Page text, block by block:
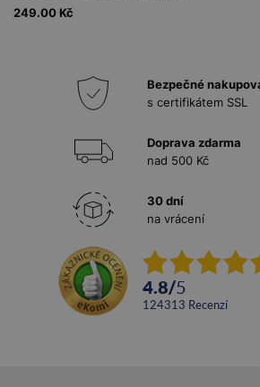
249.00 Kč
Bezpečné
s certifikátem SSL
Doprava zdarma
nad 500 Kč
30 dní
na vrácení
4.8/5
124313 recenzí